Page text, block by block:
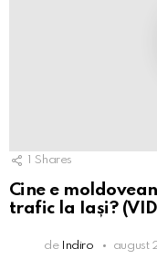
Shares
Cine e
trafic la Iași?
de Indiro august